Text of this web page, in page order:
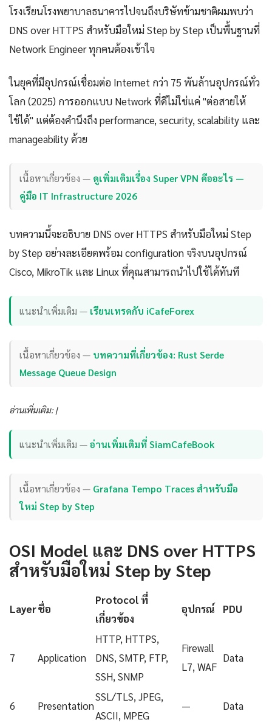
โรงเรียนโรงพยาบาลธนาคารไปจนถึงบริษัทข้ามชาติผมพบว่า
DNS over HTTPS สำหรับมือใหม่ Step by Step เป็นพื้นฐานที่
Network Engineer ทุกคนต้องเข้าใจ
ในยุคที่มีอุปกรณ์เชื่อมต่อ Internet กว่า 75 พันล้านอุปกรณ์ทั่ว
โลก (2025) การออกแบบ Network ที่ดีไม่ใช่แค่ "ต่อสายให้
ใช้ได้" แต่ต้องคำนึงถึง performance, security, scalability และ
manageability ด้วย
เนื้อหาเกี่ยวข้อง — ดูเพิ่มเติมเรื่อง Super VPN คืออะไร —
คู่มือ IT Infrastructure 2026
บทความนี้จะอธิบาย DNS over HTTPS สำหรับมือใหม่ Step
by Step อย่างละเอียดพร้อม configuration จริงบนอุปกรณ์
Cisco, MikroTik และ Linux ที่คุณสามารถนำไปใช้ได้ทันที
แนะนำเพิ่มเติม — เรียนเทรดกับ iCafeForex
เนื้อหาเกี่ยวข้อง — บทความที่เกี่ยวข้อง: Rust Serde
Message Queue Design
อ่านเพิ่มเติม: |
แนะนำเพิ่มเติม —อ่านเพิ่มเติมที่ SiamCafeBook
เนื้อหาเกี่ยวข้อง — Grafana Tempo Traces สำหรับมือ
ใหม่ Step by Step
OSI Model และ DNS over HTTPS
สำหรับมือใหม่ Step by Step
Layerชื่อ
Protocol ที่
เกี่ยวข้อง
อุปกรณ์ PDU
7 Application
HTTP, HTTPS,
DNS, SMTP, FTP,
SSH, SNMP
Firewall
L7, WAF
Data
6 Presentation
SSL/TLS, JPEG,
ASCII, MPEG
— Data